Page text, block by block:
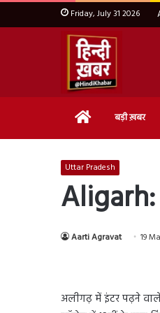
Friday, July 31 2026
Home बड़ी ख़बर
Uttar Pradesh
Aligarh:
Aarti Agravat 19
अलीगढ़ में इंटर पढ़ने